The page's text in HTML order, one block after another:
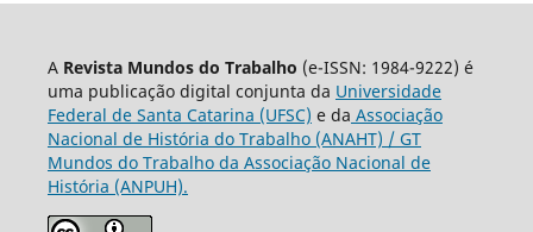
A Revista Mundos do Trabalho (e-ISSN: 1984-9222) é
uma publicação digital conjunta da Universidade
Federal de Santa Catarina (UFSC) e da Associação
Nacional de História do Trabalho (ANAHT) / GT
Mundos do Trabalho da Associação Nacional de
História (ANPUH).